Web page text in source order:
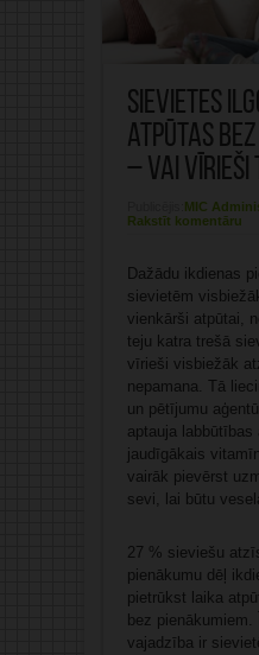
Sievietes
atpūtas bez
– vai vīrieši
MIC
Rakstīt komentāru
Dažādu ikdienas
sievietēm
vienkārši atpūtai,
teju katra trešā
vīrieši visbiežāk
nepamana. Tā
un pētījumu
aptauja labbūtības
jaudīgākais
vairāk pievērst
sevi, lai būtu
27 % sieviešu
pienākumu dēļ
pietrūkst laika
bez
vajadzība ir